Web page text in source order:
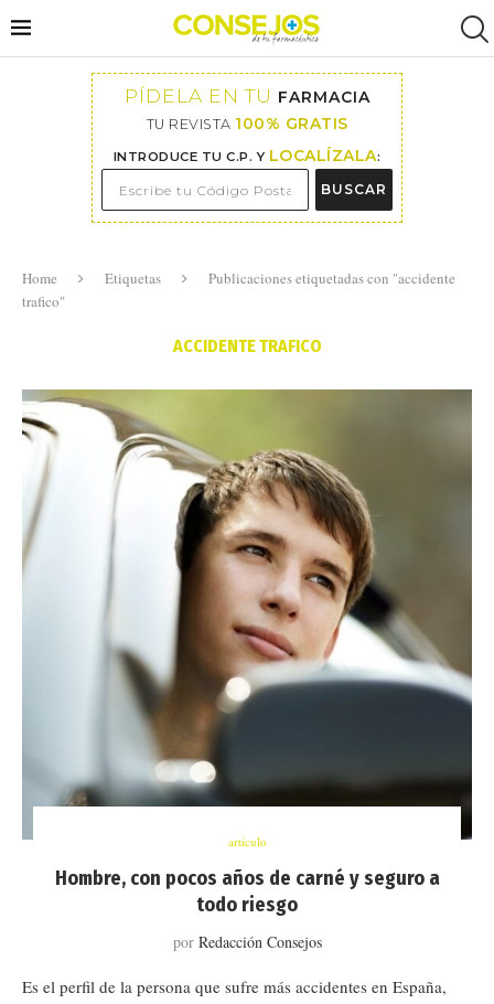
PÍDELA EN TU FARMACIA
TU REVISTA 100% GRATIS
INTRODUCE TU C.P. Y LOCALÍZALA:
BUSCAR
Home Etiquetas
Publicaciones etiquetadas con "accidente
trafico"
ACCIDENTE TRAFICO
artículo
Hombre, con pocos años de carné y seguro a
todo riesgo
por Redacción Consejos
Es el perfil de la persona que sufre más accidentes en España,